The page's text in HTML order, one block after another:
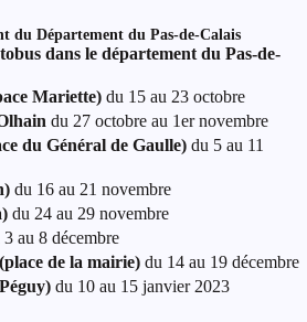
du Département du Pas-de-Calais
dans le département du Pas-de-
Mariette) du 15 au 23 octobre
du 27 octobre au 1er novembre
du Général de Gaulle) du 5 au 11
du 16 au 21 novembre
du 24 au 29 novembre
3 au 8 décembre
de la mairie) du 14 au 19 décembre
du 10 au 15 janvier 2023